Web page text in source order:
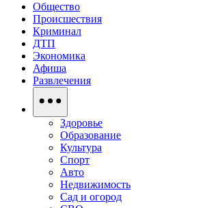
Общество
Происшествия
Криминал
ДТП
Экономика
Афиша
Развлечения
Здоровье
Образование
Культура
Спорт
Авто
Недвижимость
Сад и огород